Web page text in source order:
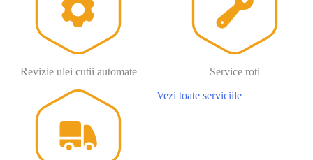
Revizie ulei cutii automate
Service roti
Vezi toate serviciile